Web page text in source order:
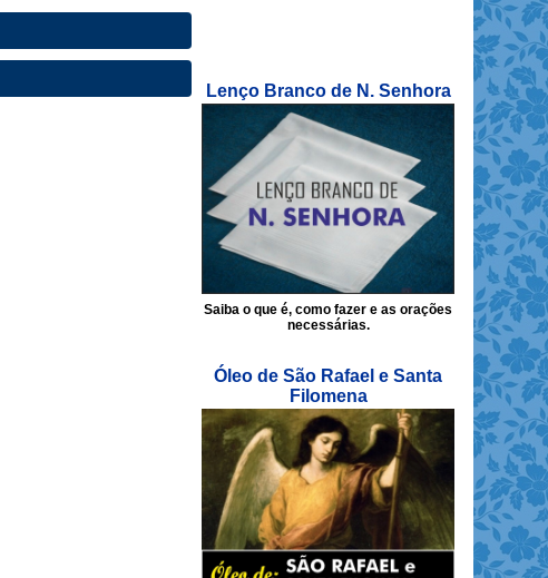
Lenço Branco de N. Senhora
Saiba o que é, como fazer e as orações
necessárias.
Óleo de São Rafael e Santa
Filomena